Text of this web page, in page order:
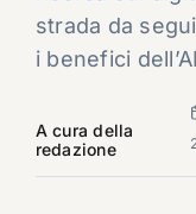
strada da
i benefici
A cura della
redazione